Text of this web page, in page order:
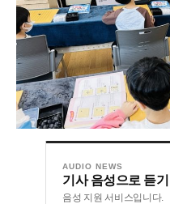
AUDIO NEWS
기사 음성으로 듣기
음성 지원 서비스입니다.